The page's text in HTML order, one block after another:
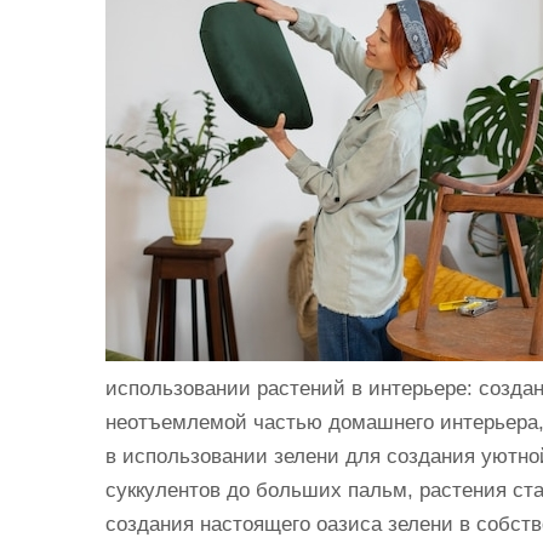
использовании растений в интерьере:
неотъемлемой частью домашнего
в использовании зелени для создания
суккулентов до больших пальм, растения
создания настоящего оазиса зелени в